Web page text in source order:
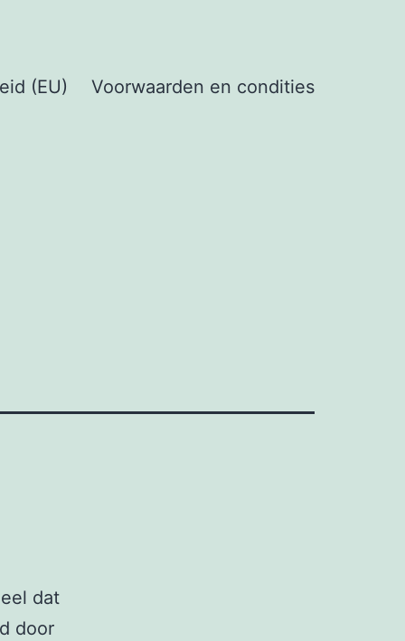
(EU) Voorwaarden en condities
dat
door